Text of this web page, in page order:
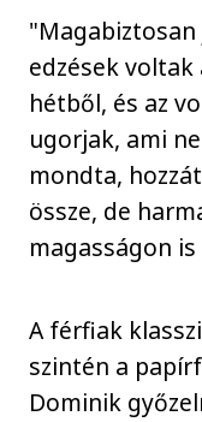
edzések
hétből, és az
ugorjak, ami
mondta,
össze, de
magasságon
A férfiak
szintén a
Dominik